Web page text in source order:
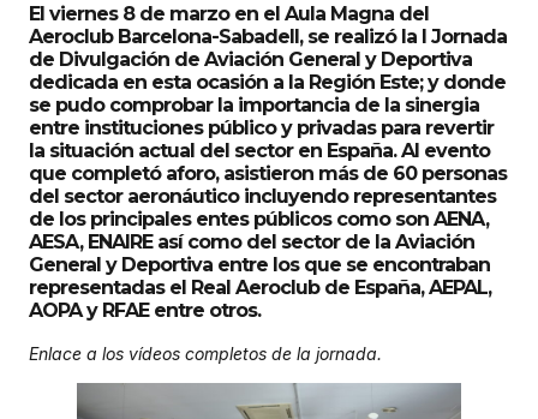
El viernes 8 de marzo en el Aula Magna del
Aeroclub Barcelona-Sabadell, se realizó la I Jornada
de Divulgación de Aviación General y Deportiva
dedicada en esta ocasión a la Región Este; y donde
se pudo comprobar la importancia de la sinergia
entre instituciones público y privadas para revertir
la situación actual del sector en España. Al evento
que completó aforo, asistieron más de 60 personas
del sector aeronáutico incluyendo representantes
de los principales entes públicos como son AENA,
AESA, ENAIRE así como del sector de la Aviación
General y Deportiva entre los que se encontraban
representadas el Real Aeroclub de España, AEPAL,
AOPA y RFAE entre otros.
Enlace a los vídeos completos de la jornada.